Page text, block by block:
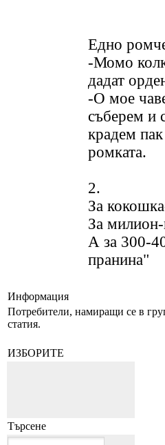
Едно
-Момо
дадат
-О мое
съберем и
крадем
ромката.
2.
За
За
А за 300-
пранина"
Информация
Потребители, намиращи се в
статия.
ИЗБОРИТЕ
Търсене